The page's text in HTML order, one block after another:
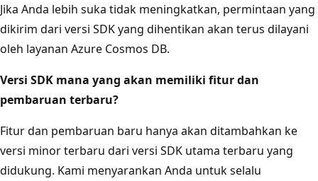
Jika Anda lebih suka tidak meningkatkan, permintaan yang
dikirim dari versi SDK yang dihentikan akan terus dilayani
oleh layanan Azure Cosmos DB.
Versi SDK mana yang akan memiliki fitur dan
pembaruan terbaru?
Fitur dan pembaruan baru hanya akan ditambahkan ke
versi minor terbaru dari versi SDK utama terbaru yang
didukung. Kami menyarankan Anda untuk selalu